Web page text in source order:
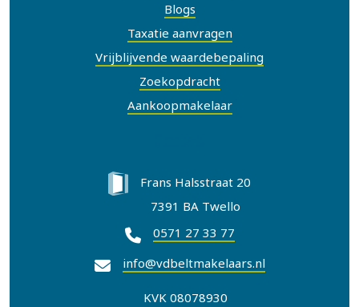
Blogs
Taxatie aanvragen
Vrijblijvende waardebepaling
Zoekopdracht
Aankoopmakelaar
Frans Halsstraat 20
7391 BA Twello
0571 27 33 77
info@vdbeltmakelaars.nl
KVK 08078930